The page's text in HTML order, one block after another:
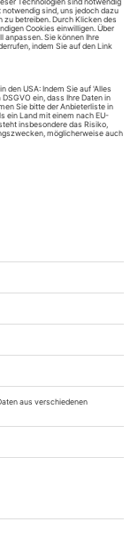
und von den
mit Karin
die Hebel der
sind für
Auch die his-
und dabei ganz
unverwechselbar,
der veristischen
Basevi hat in
Verdi-
uraufgeführten
Jugend als
später die
und zu